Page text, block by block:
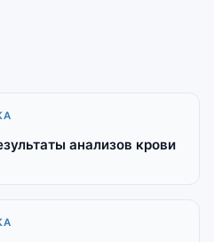
анализов крови